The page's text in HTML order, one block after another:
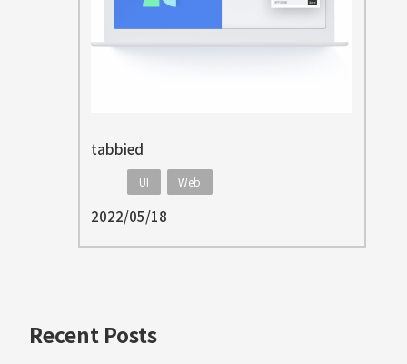
tabbied
UI Web
2022/05/18
Recent Posts